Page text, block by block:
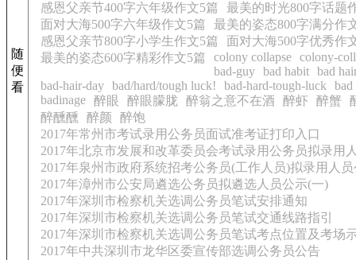
随
便
看
感恩父亲节400字六年级作文5篇
最美的时光800字话题
面对大海500字六年级作文5篇
最美的姿态800字满分作
感恩父亲节800字小学生作文5篇
面对大海500字优秀作
最美的姿态600字精彩作文5篇
colony collapse colony-
bad-guy bad habit bad
bad-hair-day bad/hard/tough luck! bad-hard-tough-luck
bad
badinage 醉眼 醉眼朦胧 醉翁之意不在酒 醉虾 醉蟹
醉醺醺
醉颜
醉饱
2017年常州市考试录用公务员面试准考证打印入口
2017年北京市发展和改革委员会考试录用公务员拟录用
2017年泉州市政府系统招考公务员(工作人员)拟录用人
2017年漳州市公安局遴选公务员拟遴选人员公示(一)
2017年深圳市检察机关选调公务员笔试安排通知
2017年深圳市检察机关选调公务员笔试交通线路指引
2017年深圳市检察机关选调公务员笔试考点位置及考场
2017年中共深圳市龙华区委宣传部选调公务员公告